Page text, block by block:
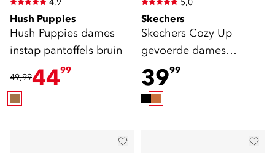
Hush Puppies
Hush Puppies dames
instap pantoffels bruin
49,994499
Skechers
Skechers Cozy Up
gevoerde dames
pantoffels cognac
3999